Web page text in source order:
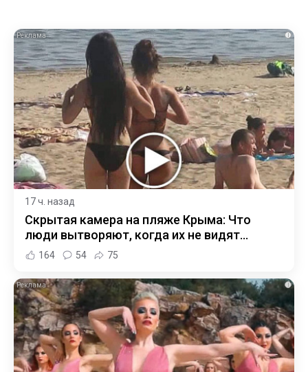
i
17 ч. назад
Скрытая камера на пляже Крыма: Что
люди вытворяют, когда их не видят...
164 54 75
i